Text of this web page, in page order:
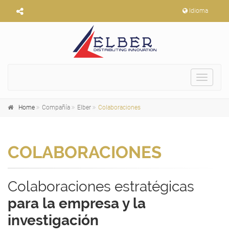
Idioma
Toggle
Home Compañía Elber Colaboraciones
COLABORACIONES
Colaboraciones estratégicas
para la empresa y la
investigación